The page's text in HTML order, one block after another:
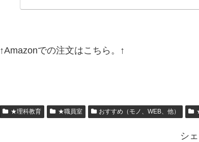
↑Amazonでの注文はこちら。↑
★理科教育 ★職員室 おすすめ（モノ、WEB、他）
シ